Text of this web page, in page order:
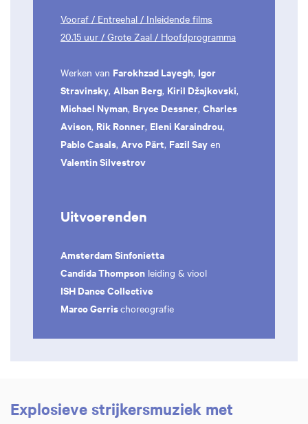
Vooraf / Entreehal / Inleidende films
20.15 uur / Grote Zaal / Hoofdprogramma
Werken van Farokhzad Layegh, Igor
Stravinsky, Alban Berg, Kiril Džajkovski,
Michael Nyman, Bryce Dessner, Charles
Avison, Rik Ronner, Eleni Karaindrou,
Pablo Casals, Arvo Pärt, Fazil Say en
Valentin Silvestrov
Uitvoerenden
Amsterdam Sinfonietta
Candida Thompson leiding & viool
ISH Dance Collective
Marco Gerrischoreografie
Explosieve strijkersmuziek met